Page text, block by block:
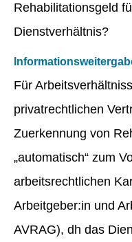
Rehabilitationsgeld
Dienstverhältnis?
Für
privatrechtlichen
Zuerkennung von
„automatisch“ zum
arbeitsrechtlichen
Arbeitgeber:in und
AVRAG), dh das